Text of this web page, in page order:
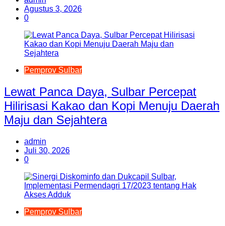
Agustus 3, 2026
0
Pemprov Sulbar
Lewat Panca Daya, Sulbar Percepat
Hilirisasi Kakao dan Kopi Menuju Daerah
Maju dan Sejahtera
admin
Juli 30, 2026
0
Pemprov Sulbar